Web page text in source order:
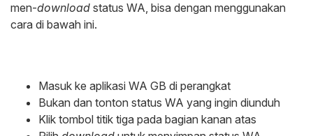
men-download status WA, bisa dengan menggunakan
cara di bawah ini.
Masuk ke aplikasi WA GB di perangkat
Bukan dan tonton status WA yang ingin diunduh
Klik tombol titik tiga pada bagian kanan atas